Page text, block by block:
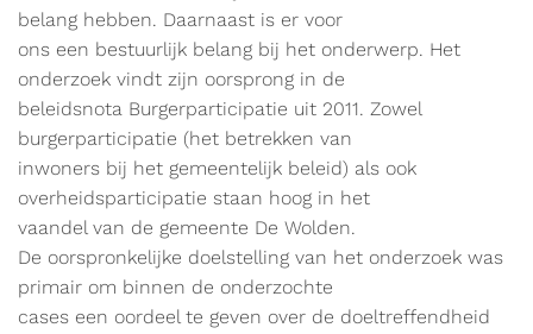
belang hebben. Daarnaast is er voor
ons een bestuurlijk belang bij het onderwerp. Het
onderzoek vindt zijn oorsprong in de
beleidsnota Burgerparticipatie uit 2011. Zowel
burgerparticipatie (het betrekken van
inwoners bij het gemeentelijk beleid) als ook
overheidsparticipatie staan hoog in het
vaandel van de gemeente De Wolden.
De oorspronkelijke doelstelling van het onderzoek was
primair om binnen de onderzochte
cases een oordeel te geven over de doeltreffendheid